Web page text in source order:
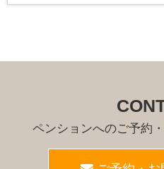
ペンションへのご予約